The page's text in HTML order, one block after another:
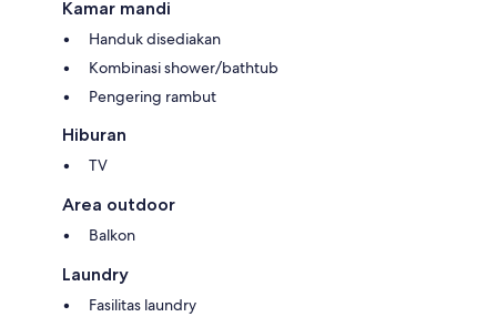
Kamar mandi
Handuk disediakan
Kombinasi shower/bathtub
Pengering rambut
Hiburan
TV
Area outdoor
Balkon
Laundry
Fasilitas laundry